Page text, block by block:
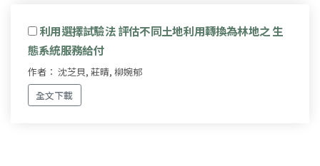
利用選擇試驗法 評估不同土地利用轉換為林地之 生
態系統服務給付
作者： 沈芝貝, 莊晴, 柳婉郁
全文下載